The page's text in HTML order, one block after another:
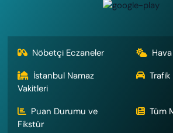
Nöbetçi Eczaneler
İstanbul Namaz
Vakitleri
Puan Durumu ve
Fikstür
Tüm